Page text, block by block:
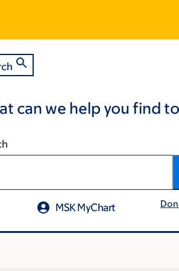
can we help you find
MSK MyChart